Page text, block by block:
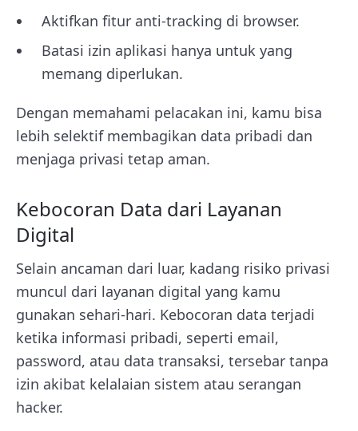
Aktifkan fitur anti-tracking di browser.
Batasi izin aplikasi hanya untuk yang
memang diperlukan.
Dengan memahami pelacakan ini, kamu bisa
lebih selektif membagikan data pribadi dan
menjaga privasi tetap aman.
Kebocoran Data dari Layanan
Digital
Selain ancaman dari luar, kadang risiko privasi
muncul dari layanan digital yang kamu
gunakan sehari-hari. Kebocoran data terjadi
ketika informasi pribadi, seperti email,
password, atau data transaksi, tersebar tanpa
izin akibat kelalaian sistem atau serangan
hacker.